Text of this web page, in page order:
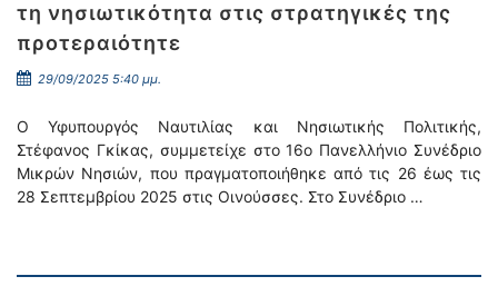
τη νησιωτικότητα στις στρατηγικές της
προτεραιότητε
29/09/2025 5:40 μμ.
Ο Υφυπουργός Ναυτιλίας και Νησιωτικής Πολιτικής,
Στέφανος Γκίκας, συμμετείχε στο 16ο Πανελλήνιο Συνέδριο
Μικρών Νησιών, που πραγματοποιήθηκε από τις 26 έως τις
28 Σεπτεμβρίου 2025 στις Οινούσσες. Στο Συνέδριο …